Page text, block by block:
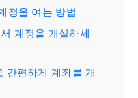
정을 여는 방법
계정을 개설하세
간편하게 계좌를 개